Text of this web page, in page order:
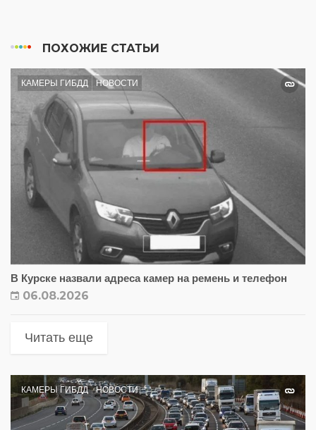
ПОХОЖИЕ СТАТЬИ
КАМЕРЫ ГИБДД НОВОСТИ
В Курске назвали адреса камер на ремень и телефон
06.08.2026
Читать еще
КАМЕРЫ ГИБДД НОВОСТИ